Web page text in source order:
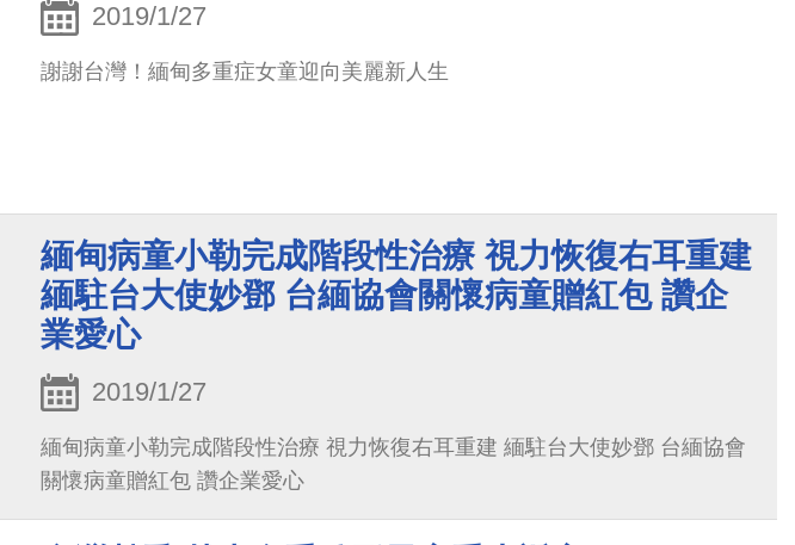
2019/1/27
謝謝台灣！緬甸多重症女童迎向美麗新人生
緬甸病童小勒完成階段性治療 視力恢復右耳重建
緬駐台大使妙鄧 台緬協會關懷病童贈紅包 讚企
業愛心
2019/1/27
緬甸病童小勒完成階段性治療 視力恢復右耳重建 緬駐台大使妙鄧 台緬協會
關懷病童贈紅包 讚企業愛心